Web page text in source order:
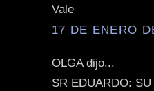
Vale
17 DE ENERO
OLGA dijo...
SR EDUARDO: